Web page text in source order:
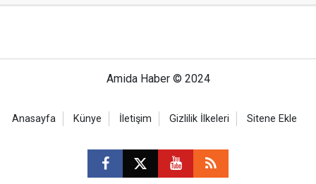
Amida Haber © 2024
Anasayfa Künye İletişim Gizlilik İlkeleri Sitene Ekle